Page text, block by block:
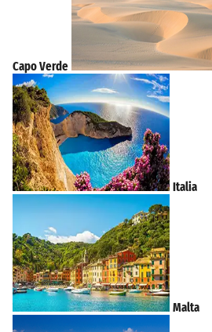
Capo Verde
Italia
Malta